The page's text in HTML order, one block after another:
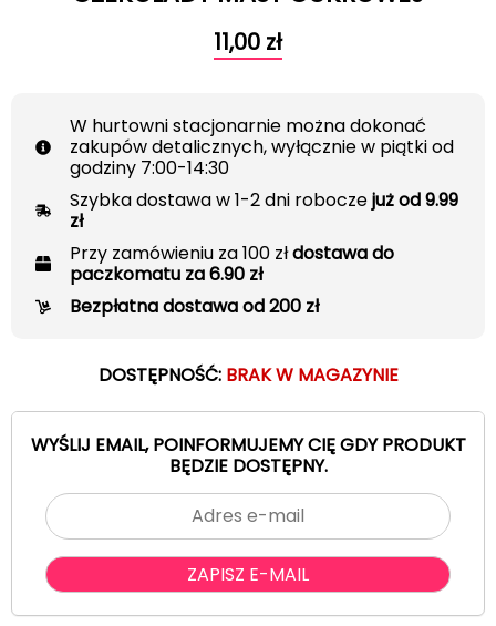
11,00 zł
W hurtowni stacjonarnie można dokonać
zakupów detalicznych, wyłącznie w piątki od
godziny 7:00-14:30
Szybka dostawa w 1-2 dni roboczejuż od 9.99
zł
Przy zamówieniu za 100 złdostawa do
paczkomatu za 6.90 zł
Bezpłatna dostawa od 200 zł
DOSTĘPNOŚĆ: BRAK W MAGAZYNIE
WYŚLIJ EMAIL, POINFORMUJEMY CIĘ GDY PRODUKT
BĘDZIE DOSTĘPNY.